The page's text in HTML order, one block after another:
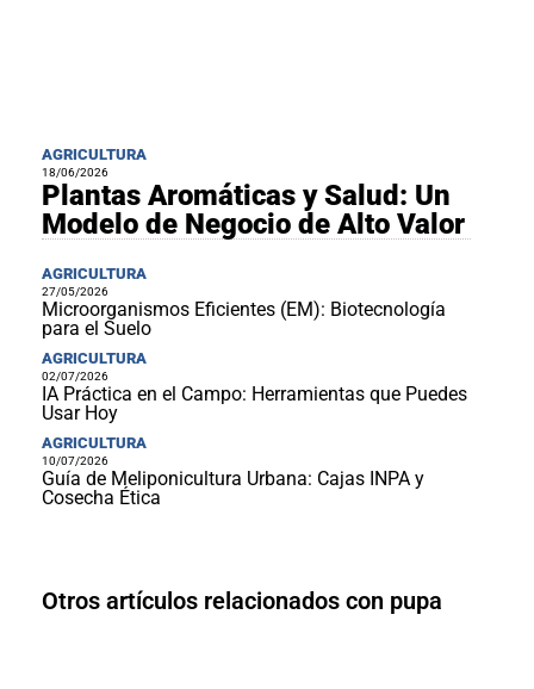
AGRICULTURA
18/06/2026
Plantas Aromáticas y Salud: Un
Modelo de Negocio de Alto Valor
AGRICULTURA
27/05/2026
Microorganismos Eficientes (EM): Biotecnología
para el Suelo
AGRICULTURA
02/07/2026
IA Práctica en el Campo: Herramientas que Puedes
Usar Hoy
AGRICULTURA
10/07/2026
Guía de Meliponicultura Urbana: Cajas INPA y
Cosecha Ética
Otros artículos relacionados con pupa